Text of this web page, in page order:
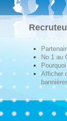
No 1 au
Afficher